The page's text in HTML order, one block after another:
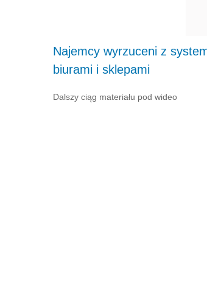
Najemcy wyrzuceni z
biurami i sklepami
Dalszy ciąg materiału pod wideo